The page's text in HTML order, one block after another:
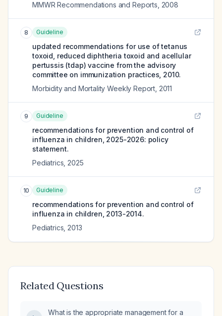
MMWR Recommendations and Reports 2008
8 Guideline
updated recommendations for use of tetanus
toxoid, reduced diphtheria toxoid and acellular
pertussis (tdap) vaccine from the advisory
committee on immunization practices, 2010.
Morbidity and Mortality Weekly Report 2011
9 Guideline
recommendations for prevention and control of
influenza in children, 2025-2026: policy
statement.
Pediatrics 2025
10 Guideline
recommendations for prevention and control of
influenza in children, 2013-2014.
Pediatrics 2013
Related Questions
What is the appropriate management for a